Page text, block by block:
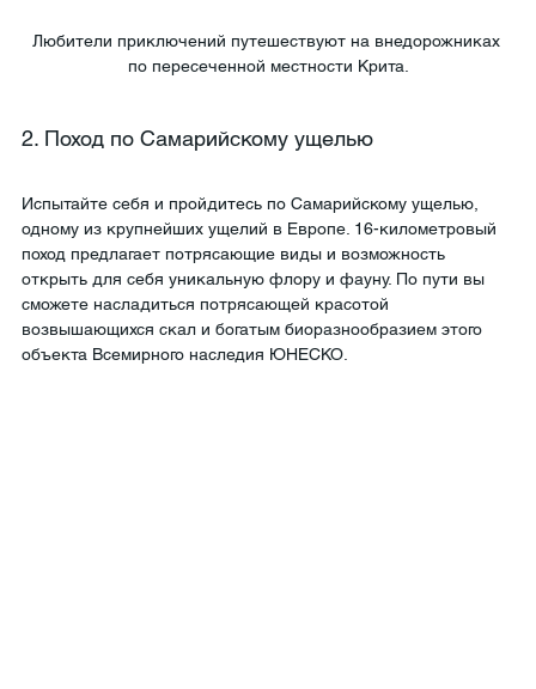
Любители приключений путешествуют на внедорожниках
по пересеченной местности Крита.
2. Поход по Самарийскому ущелью
Испытайте себя и пройдитесь по Самарийскому ущелью,
одному из крупнейших ущелий в Европе. 16-километровый
поход предлагает потрясающие виды и возможность
открыть для себя уникальную флору и фауну. По пути вы
сможете насладиться потрясающей красотой
возвышающихся скал и богатым биоразнообразием этого
объекта Всемирного наследия ЮНЕСКО.